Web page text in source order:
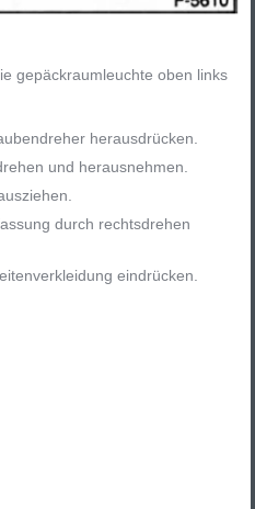
gepäckraumleuchte oben links
herausdrücken.
und herausnehmen.
durch rechtsdrehen
eindrücken.